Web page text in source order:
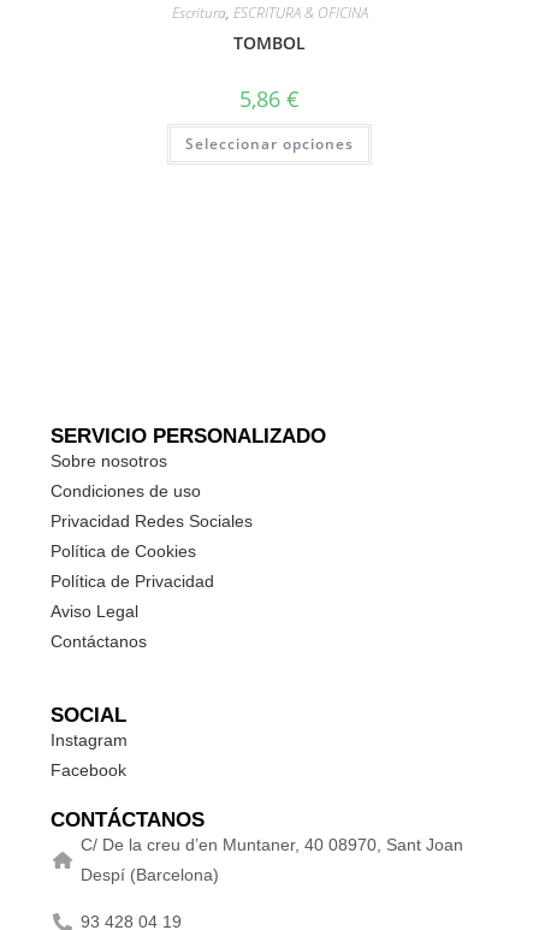
Escritura, ESCRITURA & OFICINA
TOMBOL
5,86 €
Seleccionar opciones
SERVICIO PERSONALIZADO
Sobre nosotros
Condiciones de uso
Privacidad Redes Sociales
Política de Cookies
Política de Privacidad
Aviso Legal
Contáctanos
SOCIAL
Instagram
Facebook
CONTÁCTANOS
C/ De la creu d’en Muntaner, 40 08970, Sant Joan
Despí (Barcelona)
93 428 04 19